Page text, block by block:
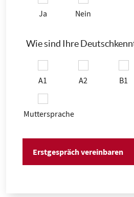
Ja Nein
Wie sind Ihre
A1 A2 B1
Muttersprache